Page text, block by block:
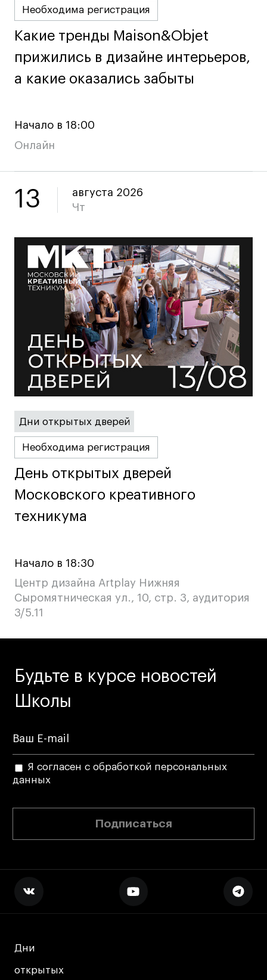
Fashion Summer
Проект с Microsoft
Войти в кампус
Дни открытых
дверей
Дни открытых
дверей
События
События
Истории успеха
Истории успеха
Работы студентов
Работы студентов
8 495 640 30 92
8 495 640 30 92
info@britishdesign.ru
info@britishdesign.ru
Адрес на карте
Адрес на карте
Universal University
Universal University
EN
EN
© 2026 БВШД
Политика конфиденциальности
Публичная оферта
деятельности АНО ВО «Универсальный
Университет»
Карта сайта
Необходима регистрация
Какие тренды Maison&Objet
прижились в дизайне интерьеров,
а какие оказались забыты
Какие тренды Maison&Objet
прижились в дизайне интерьеров,
а какие оказались забыты
Начало в 18:00
Онлайн
13
августа 2026
Чт
Дни открытых дверей
Необходима регистрация
День открытых дверей
Московского креативного
техникума
День открытых дверей
Московского креативного
техникума
Начало в 18:30
Центр дизайна Artplay Нижняя
Сыромятническая ул., 10, стр. 3, аудитория
3/5.11
Будьте в курсе новостей
Школы
Я согласен с обработкой персональных
данных
Подписаться
Дни
открытых
Дни
открытых